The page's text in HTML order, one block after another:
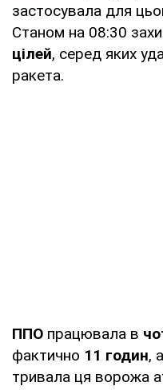
застосувала для
Станом на 08:30
цілей, серед яких
ракета.
ППО працювала в
фактично 11 годин,
тривала ця ворожа